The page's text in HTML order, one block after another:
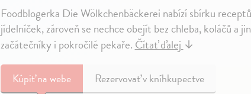
Foodblogerka Die Wölkchenbäckerei nabízí sbírku
jídelníček, zároveň se nechce obejít bez chleba, koláčů a
začátečníky i pokročilé pekaře.Čítať ďalej↓
Kúpiťna webe Rezervovať v kníhkupectve